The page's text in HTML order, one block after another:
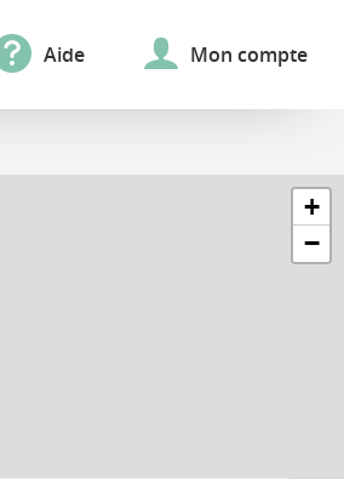
Aide Mon compte
+
−